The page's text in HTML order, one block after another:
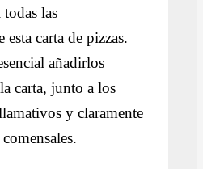
todas las
esta carta de pizzas.
añadirlos
carta, junto a los
y claramente